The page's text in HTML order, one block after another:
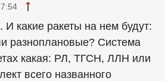
какие ракеты на нем будут:
разноплановые? Система
какая: РЛ, ТГСН, ЛЛН или
всего названного